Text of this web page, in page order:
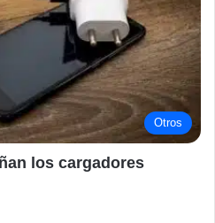
Otros
los cargadores